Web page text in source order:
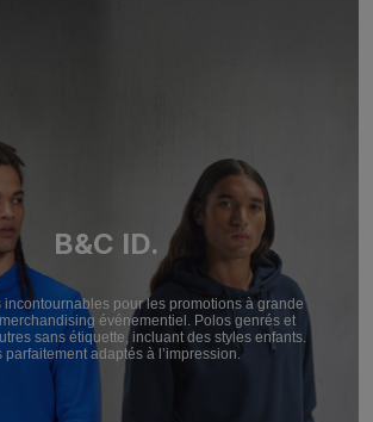
B&C ID.
incontournables pour les promotions à grande
événementiel. Polos genrés et
sans étiquette, incluant des styles enfants.
parfaitement adaptés à l’impression.